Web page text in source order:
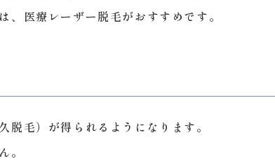
医療レーザー脱毛がおすすめです。
毛）が得られるようになります。
。